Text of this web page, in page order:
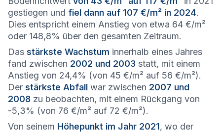
gestiegen und fiel dann auf 107 €/m² in 2024.
Dies entspricht einem Anstieg von etwa 64 €/m²
oder 148,8% über den gesamten Zeitraum.
Das stärkste Wachstum innerhalb eines Jahres
fand zwischen 2002 und 2003 statt, mit einem
Anstieg von 24,4% (von 45 €/m² auf 56 €/m²).
Der stärkste Abfall war zwischen 2007 und
2008 zu beobachten, mit einem Rückgang von
-5,3% (von 76 €/m² auf 72 €/m²).
Von seinem Höhepunkt im Jahr 2021, wo der